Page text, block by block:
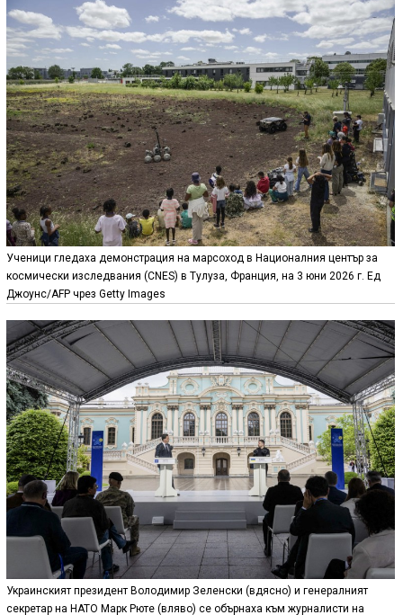
Ученици гледаха демонстрация на марсоход в Националния център за
космически изследвания (CNES) в Тулуза, Франция, на 3 юни 2026 г. Ед
Джоунс/AFP чрез Getty Images
Украинският президент Володимир Зеленски (вдясно) и генералният
секретар на НАТО Марк Рюте (вляво) се обърнаха към журналисти на